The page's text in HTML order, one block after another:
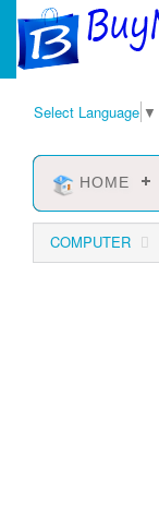
Select Language ▼
HOME
COMPUTER